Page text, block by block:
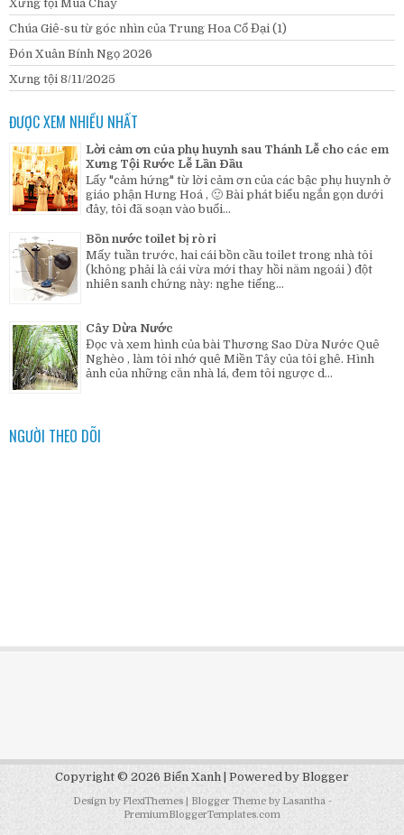
Xưng tội Mùa Chay
Chúa Giê-su từ góc nhìn của Trung Hoa Cổ Đại (1)
Đón Xuân Bính Ngọ 2026
Xưng tội 8/11/2025
ĐƯỢC XEM NHIỀU NHẤT
Lời cảm ơn của phụ huynh sau Thánh Lễ cho các em
Xưng Tội Rước Lễ Lần Đầu
Lấy "cảm hứng" từ lời cảm ơn của các bậc phụ huynh ở
giáo phận Hưng Hoá , 🙂 Bài phát biểu ngắn gọn dưới
đây, tôi đã soạn vào buổi...
Bồn nước toilet bị rò rỉ
Mấy tuần trước, hai cái bồn cầu toilet trong nhà tôi
(không phải là cái vừa mới thay hồi năm ngoái ) đột
nhiên sanh chứng này: nghe tiếng...
Cây Dừa Nước
Đọc và xem hình của bài Thương Sao Dừa Nước Quê
Nghèo , làm tôi nhớ quê Miền Tây của tôi ghê. Hình
ảnh của những căn nhà lá, đem tôi ngược d...
NGƯỜI THEO DÕI
Copyright © 2026 Biển Xanh | Powered by Blogger
Design by FlexiThemes| Blogger Theme by Lasantha-
PremiumBloggerTemplates.com